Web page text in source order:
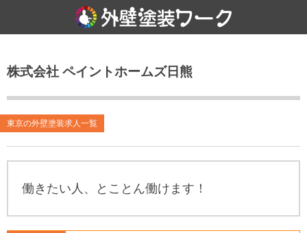
株式会社 ペイントホームズ日熊
東京の外壁塗装求人一覧
働きたい人、とことん働けます！